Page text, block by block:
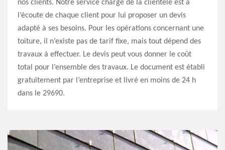
nos clients. Notre service chargé de la clientèle est à
l’écoute de chaque client pour lui proposer un devis
adapté à ses besoins. Pour les opérations concernant une
toiture, il n’existe pas de tarif fixe, mais tout dépend des
travaux à effectuer. Le devis peut vous donner le coût
total pour l’ensemble des travaux. Le document est établi
gratuitement par l’entreprise et livré en moins de 24 h
dans le 29690.